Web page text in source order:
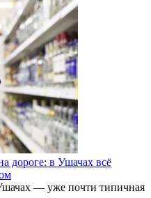
дороге: в Ушачах всё
— уже почти типичная